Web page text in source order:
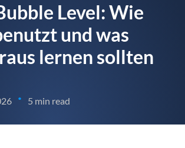
Level: Wie
und was
lernen sollten
• 5 min read